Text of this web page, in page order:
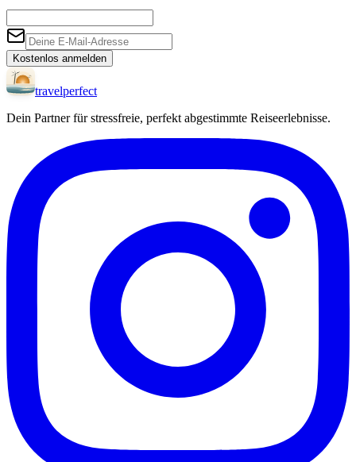
Kostenlos anmelden
travelperfect
Dein Partner für stressfreie, perfekt abgestimmte Reiseerlebnisse.